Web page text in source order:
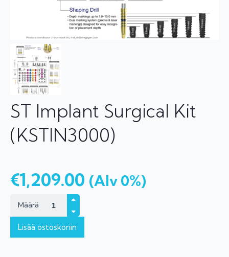
ST Implant Surgical Kit
(KSTIN3000)
€1,209.00 (Alv 0%)
Määrä
Lisää ostoskoriin